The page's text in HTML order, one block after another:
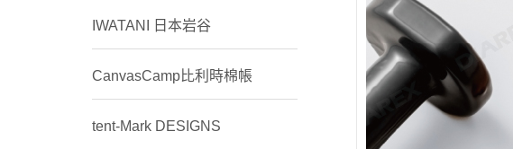
IWATANI 日本岩谷
CanvasCamp比利時棉帳
tent-Mark DESIGNS